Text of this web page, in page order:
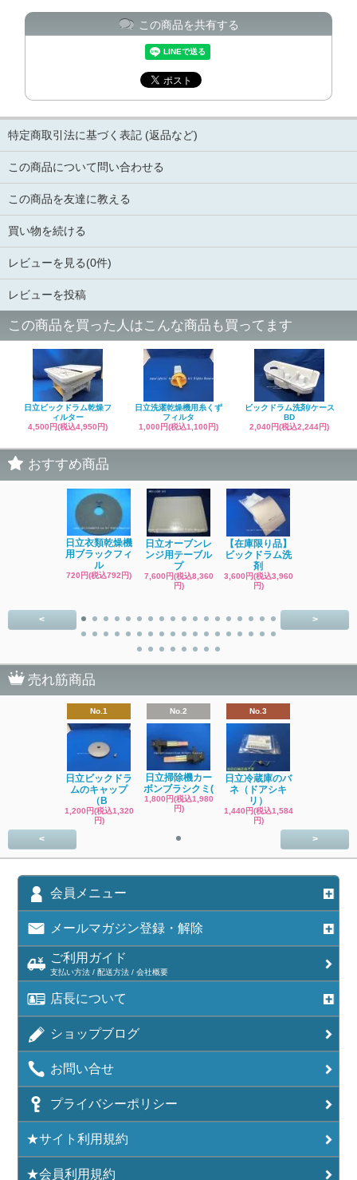
この商品を共有する
特定商取引法に基づく表記 (返品など)
この商品について問い合わせる
この商品を友達に教える
買い物を続ける
レビューを見る(0件)
レビューを投稿
この商品を買った人はこんな商品も買ってます
日立ビックドラム乾燥フ
ィルター
4,500円(税込4,950円)
日立洗濯乾燥機用糸くず
フィルタ
1,000円(税込1,100円)
ビックドラム洗剤/ケース
BD
2,040円(税込2,244円)
おすすめ商品
日立衣類乾燥機
用ブラックフィ
ル
720円(税込792円)
日立オーブンレ
ンジ用テーブル
プ
7,600円(税込8,360
円)
【在庫限り品】
ビックドラム洗
剤
3,600円(税込3,960
円)
< >
売れ筋商品
No.1
日立ビックドラ
ムのキャップ
（B
1,200円(税込1,320
円)
No.2
日立掃除機カー
ボンブラシクミ(
1,800円(税込1,980
円)
No.3
日立冷蔵庫のバ
ネ（ドアシキ
リ）
1,440円(税込1,584
円)
< >
会員メニュー
メールマガジン登録・解除
ご利用ガイド
支払い方法 / 配送方法 / 会社概要
店長について
ショップブログ
お問い合せ
プライバシーポリシー
★サイト利用規約
★会員利用規約